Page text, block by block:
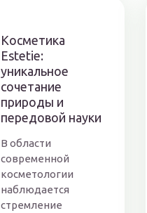
Косметика
Estetie:
уникальное
сочетание
природы и
передовой науки
В области
современной
косметологии
наблюдается
стремление